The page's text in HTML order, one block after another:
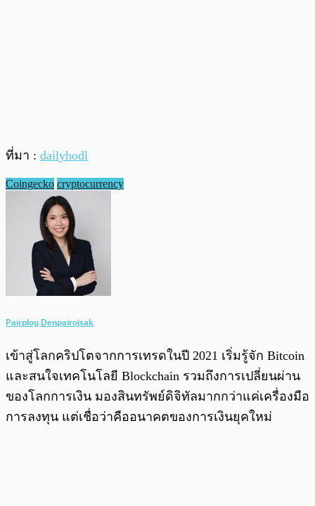
ที่มา : dailyhodl
Coingecko cryptocurrency
Pairploy Denpairojsak
เข้าสู่โลกคริปโตจากการเทรดในปี 2021 เริ่มรู้จัก Bitcoin
และสนใจเทคโนโลยี Blockchain รวมถึงการเปลี่ยนผ่าน
ของโลกการเงิน มองสินทรัพย์ดิจิทัลมากกว่าแค่เครื่องมือ
การลงทุน แต่เชื่อว่าคืออนาคตของการเงินยุคใหม่